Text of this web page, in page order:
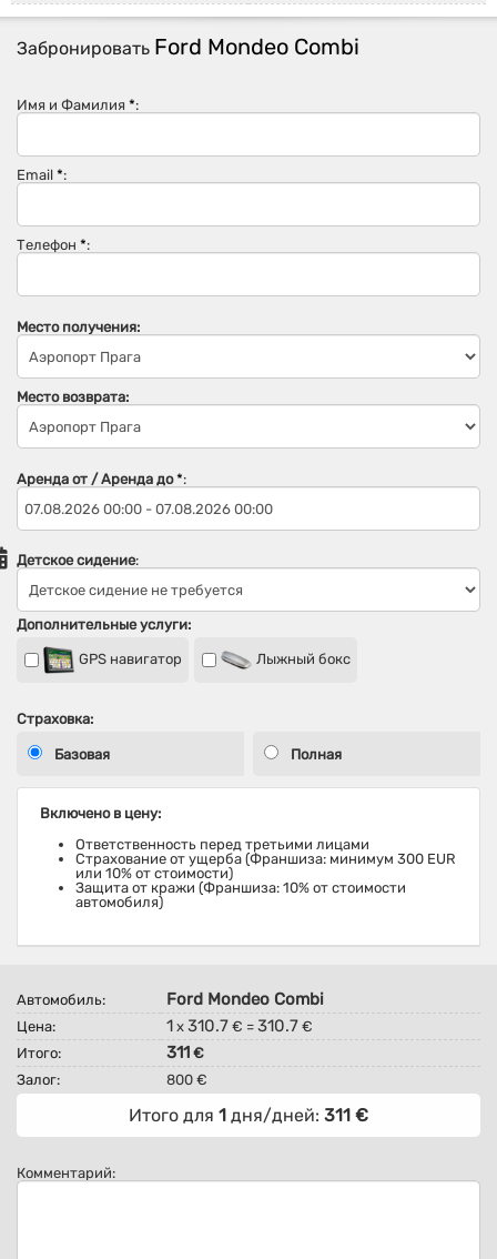
Забронировать Ford Mondeo Combi
Имя и Фамилия *:
Email *:
Телефон *:
Место получения:
Место возврата:
Аренда от / Аренда до *:
Детское сидение:
Дополнительные услуги:
GPS навигатор Лыжный бокс
Страховка:
Базовая Полная
Включено в цену:
Ответственность перед третьими лицами
Страхование от ущерба (Франшиза: минимум 300 EUR
или 10% от стоимости)
Защита от кражи (Франшиза: 10% от стоимости
автомобиля)
Автомобиль: Ford Mondeo Combi
Цена: 1 x 310.7 € = 310.7 €
Итого:
311 €
Залог:
800 €
Итого для 1 дня/дней: 311 €
Комментарий: